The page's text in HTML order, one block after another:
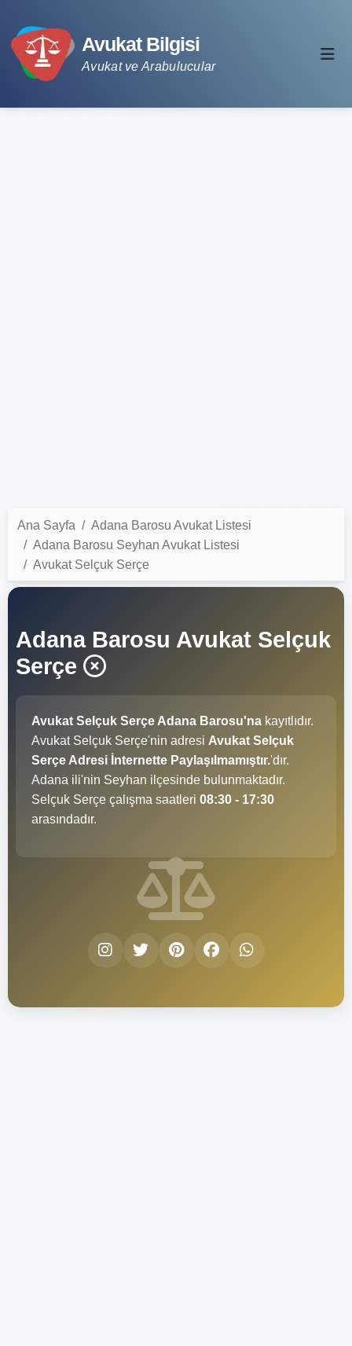
Avukat Bilgisi
Avukat ve Arabulucular
Ana Sayfa
Adana Barosu Avukat Listesi
Adana Barosu Seyhan Avukat Listesi
Avukat Selçuk Serçe
Adana Barosu Avukat Selçuk
Serçe
Avukat Selçuk Serçe Adana Barosu'na kayıtlıdır.
Avukat Selçuk Serçe'nin adresi Avukat Selçuk
Serçe Adresi İnternette Paylaşılmamıştır.'dır.
Adana ili'nin Seyhan ilçesinde bulunmaktadır.
Selçuk Serçe çalışma saatleri 08:30 - 17:30
arasındadır.